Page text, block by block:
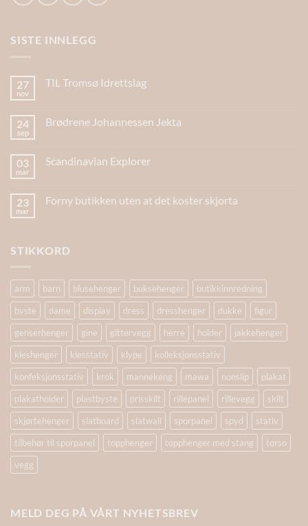
SISTE INNLEGG
27
nov
TIL Tromsø Idrettslag
24
sep
Brødrene Johannessen Jekta
03
mar
Scandinavian Explorer
23
mar
Forny butikken uten at det koster skjorta
STIKKORD
arm barn blusehenger buksehenger
butikkinnredning
byste
dame display dress dresshenger dukke
figur
genserhenger
gine gittervegg herre holder
jakkehenger
kleshenger
klesstativ klype
kolleksjonsstativ
konfeksjonsstativ
krok mannekeng mawa nonslip
plakat
plakatholder
plastbyste prisskilt rillepanel rillevegg
skilt
skjørtehenger
slatboard slatwall sporpanel spyd
stativ
tilbehør til sporpanel
topphenger topphenger med stang
torso
vegg
MELD DEG PÅ VÅRT NYHETSBREV